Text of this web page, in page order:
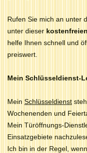
Rufen Sie mich an unter
unter dieser kostenfreien
helfe Ihnen schnell und
preiswert.
Mein Schlüsseldienst-
Mein Schlüsseldienst
Wochenenden und
Mein Türöffnungs-
Einsatzgebiete
Ich bin in der Regel,